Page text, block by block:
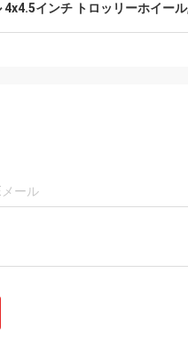
インチ トロッリーホイール,